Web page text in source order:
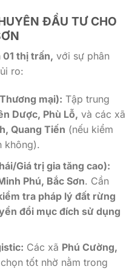
ĐẦU TƯ CHO
01 thị trấn, với sự phân
ro:
mại): Tập trung
Dược, Phù Lỗ, và các xã
Quang Tiến (nếu kiểm
không).
Giá trị gia tăng cao):
Phú, Bắc Sơn. Cần
tra pháp lý đất rừng
đổi mục đích sử dụng
Các xã Phú Cường,
tốt nhờ nằm trong